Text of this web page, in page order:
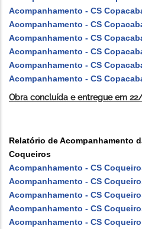
Acompanhamento - CS
Acompanhamento - CS
Acompanhamento - CS
Acompanhamento - CS
Acompanhamento - CS
Acompanhamento - CS
Obra concluída e entregue em
Relatório de Acompanhamento
Coqueiros
Acompanhamento - CS
Acompanhamento - CS
Acompanhamento - CS
Acompanhamento - CS
Acompanhamento - CS